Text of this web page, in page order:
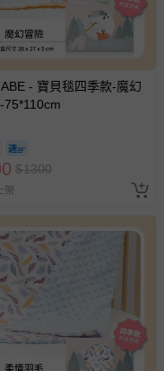
- 寶貝毯四季款-魔幻
75*110cm
$1300
架